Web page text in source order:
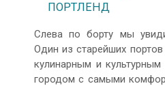
ПОРТЛЕНД
Слева по борту мы
Один из старейших
кулинарным и
городом с самыми